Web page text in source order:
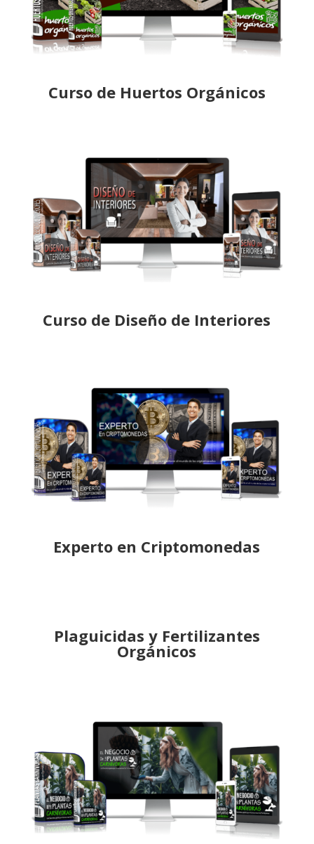
Curso de Huertos Orgánicos
Curso de Diseño de Interiores
Experto en Criptomonedas
Plaguicidas y Fertilizantes
Orgánicos